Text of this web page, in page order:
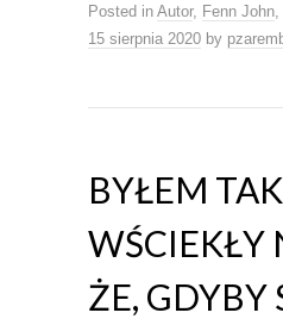
Posted in Autor, Fenn John
15 sierpnia 2020 by
BYŁEM TAK
WŚCIEKŁY
ŻE, GDYBY